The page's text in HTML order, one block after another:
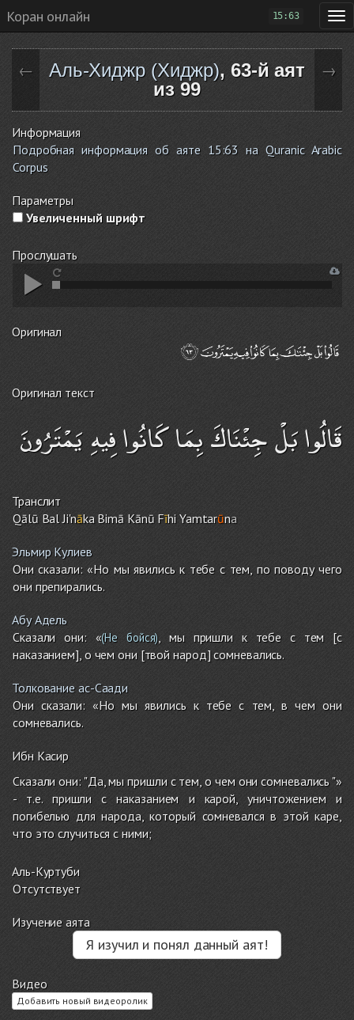
Коран онлайн 15:63
← Аль-Хиджр (Хиджр), 63-й аят
из 99
→
Информация
Подробная информация об аяте 15:63 на Quranic Arabic
Corpus
Параметры
Увеличенный шрифт
Прослушать
Оригинал
Оригинал текст
قَالُوا بَلْ جِئْنَاكَ بِمَا كَانُوا فِيهِ يَمْتَرُونَ
Транслит
Qālū Bal Ji'nāka Bimā Kānū FīhiYamtarūna
Эльмир Кулиев
Они сказали: «Но мы явились к тебе с тем, по поводу чего
они препирались.
Абу Адель
Сказали они: «(Не бойся), мы пришли к тебе с тем [с
наказанием], о чем они [твой народ] сомневались.
Толкование ас-Саади
Они сказали: «Но мы явились к тебе с тем, в чем они
сомневались.
Ибн Касир
Сказали они: "Да, мы пришли с тем, о чем они сомневались "»
- т.е. пришли с наказанием и карой, уничтожением и
погибелью для народа, который сомневался в этой каре,
что это случиться с ними;
Аль-Куртуби
Отсутствует
Изучение аята
Я изучил и понял данный аят!
Видео
Добавить новый видеоролик